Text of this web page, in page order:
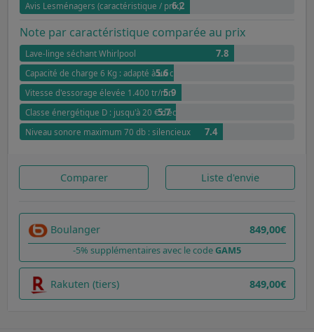
Avis Lesménagers (caractéristique / prix)
6.2
Note par caractéristique comparée au prix
Lave-linge séchant Whirlpool 7.8
Capacité de charge 6 Kg : adapté à un couple
5.6
Vitesse d'essorage élevée 1.400 tr/mn
5.9
Classe énergétique D : jusqu'à 20 € d'économies pour 100 cycles par
5.7
Niveau sonore maximum 70 db : silencieux 7.4
Comparer Liste d'envie
Boulanger 849,00€
-5% supplémentaires avec le codeGAM5
Rakuten (tiers) 849,00€